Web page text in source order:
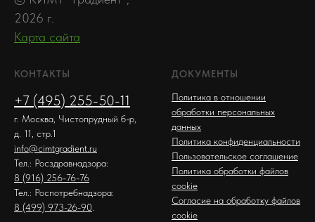
2026 г.
Карта сайта
КОНТАКТЫ
+7 (495) 255-50-11
г. Москва, Чистопрудный б-р,
д. 11, стр.1
info@cimtgradient.ru
Тел.: Росздравнадзора:
8 (916) 256-76-76
Тел.: Роспотребнадзора:
8 (499) 973-26-90
ДОКУМЕНТЫ
Политика в отношении
обработки персональных
данных
Политика конфиденциальности
Пользовательское соглашение
Политика обработки файлов
cookie
Согласие на обработку файлов
cookie